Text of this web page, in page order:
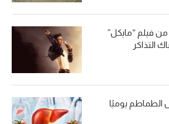
من فيلم “مايكل”
التذاكر
الطماطم يوميًا